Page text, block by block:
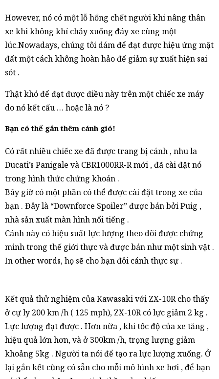
However, nó có một lỗ hổng chết người khi nâng thân
xe khi không khí chảy xuống đáy xe cùng một
lúc.Nowadays, chúng tôi dám để đạt được hiệu ứng mặt
đất một cách không hoàn hảo để giảm sự xuất hiện sai
sót .
Thật khó để đạt được điều này trên một chiếc xe máy
do nó kết cấu … hoặc là nó ?
Bạn có thể gắn thêm cánh gió!
Có rất nhiều chiếc xe đã được trang bị cánh , nhu la
Ducati’s Panigale và CBR1000RR-R mới , đã cài đặt nó
trong hình thức chứng khoán .
Bây giờ có một phần có thể được cài đặt trong xe của
bạn . Đây là “Downforce Spoiler” được bán bởi Puig ,
nhà sản xuất màn hình nổi tiếng .
Cánh này có hiệu suất lực lượng theo dõi được chứng
minh trong thế giới thực và được bán như một sinh vật .
In other words, họ sẽ cho bạn đôi cánh thực sự .
Kết quả thử nghiệm của Kawasaki với ZX-10R cho thấy
ở cự ly 200 km /h ( 125 mph), ZX-10R có lực giảm 2 kg .
Lực lượng đạt được . Hơn nữa , khi tốc độ của xe tăng ,
hiệu quả lớn hơn, và ở 300km /h, trọng lượng giảm
khoảng 5kg . Người ta nói để tạo ra lực lượng xuống. Ở
lại gắn kết cũng có sẵn cho mỗi mô hình xe hơi , để bạn